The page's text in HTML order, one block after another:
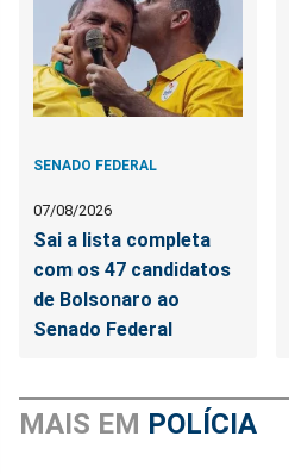
SENADO FEDERAL
07/08/2026
Sai a lista completa
com os 47 candidatos
de Bolsonaro ao
Senado Federal
MAIS EM POLÍCIA